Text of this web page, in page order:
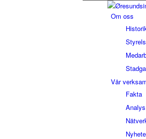
Om oss
Vår
Fakta
Analys